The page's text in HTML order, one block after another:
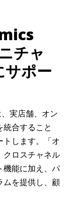
チャ
サポー
実店舗、オン
合すること
トします。「オ
クロスチャネル
機能に加え、パ
ムを提供し、顧